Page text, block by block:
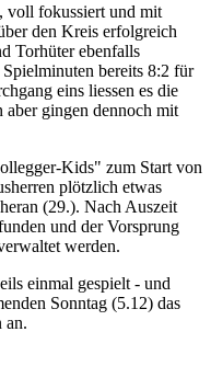
voll fokussiert und mit
den Kreis erfolgreich
Torhüter ebenfalls
bereits 8:2 für
eins liessen es die
aber gingen dennoch mit
Kids" zum Start von
plötzlich etwas
(29.). Nach Auszeit
und der Vorsprung
werden.
einmal gespielt - und
Sonntag (5.12) das
an.